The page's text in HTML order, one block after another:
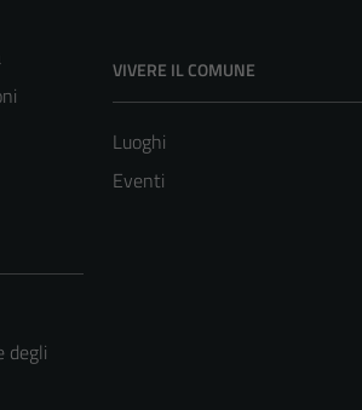
VIVERE IL COMUNE
Luoghi
Eventi
degli